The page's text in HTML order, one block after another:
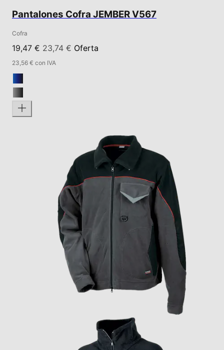
Pantalones Cofra JEMBER V567
Cofra
19,47 € 23,74 € Oferta
23,56 € con IVA